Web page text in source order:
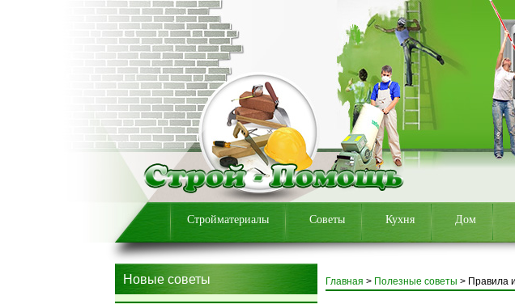
Стройматериалы Советы Кухня Дом
Новые советы Главная > Полезные советы > Правила